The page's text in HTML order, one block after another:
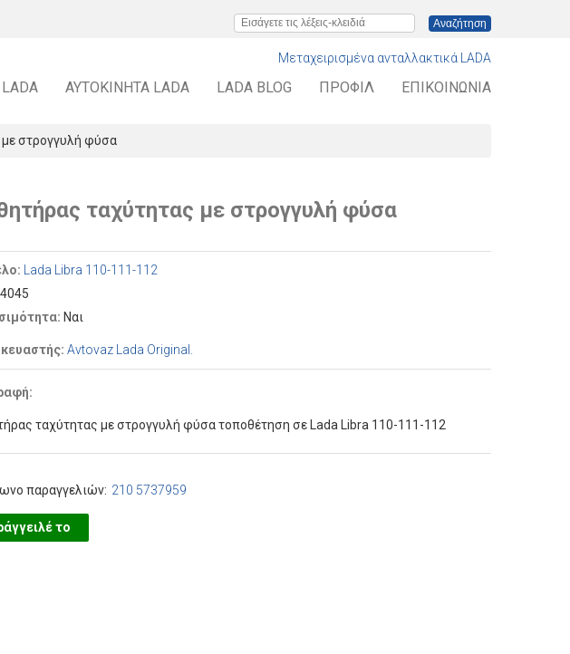
Εισάγετε τις λέξεις-κλειδιά
Μεταχειρισμένα ανταλλακτικά LADA
ΑΥΤΟΚΊΝΗΤΑ LADA LADA BLOG ΠΡΟΦΊΛ ΕΠΙΚΟΙΝΩΝΊΑ
στρογγυλή φύσα
ταχύτητας με στρογγυλή φύσα
Lada Libra 110-111-112
Ναι
Avtovaz Lada Original.
ταχύτητας με στρογγυλή φύσα τοποθέτηση σε Lada Libra 110-111-112
παραγγελιών: 210 5737959
το